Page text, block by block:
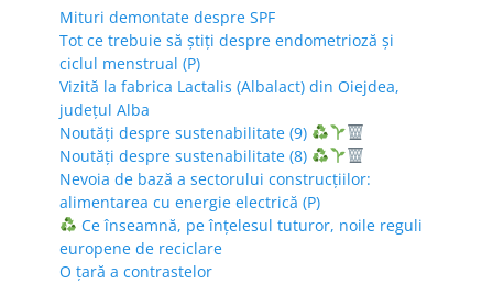
Mituri demontate despre SPF
Tot ce trebuie să știți despre endometrioză și
ciclul menstrual (P)
Vizită la fabrica Lactalis (Albalact) din Oiejdea,
județul Alba
Noutăți despre sustenabilitate (9)
Noutăți despre sustenabilitate (8)
Nevoia de bază a sectorului construcțiilor:
alimentarea cu energie electrică (P)
Ce înseamnă, pe înțelesul tuturor, noile reguli
europene de reciclare
O țară a contrastelor